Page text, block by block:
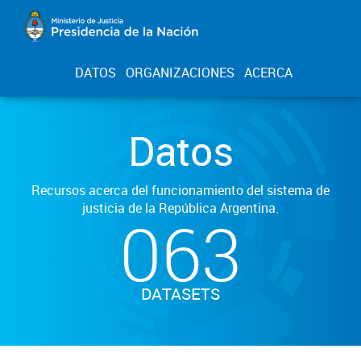
DATOS ORGANIZACIONES ACERCA
Datos
Recursos acerca del funcionamiento del sistema de
justicia de la República Argentina.
063
DATASETS